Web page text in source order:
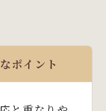
ポイント